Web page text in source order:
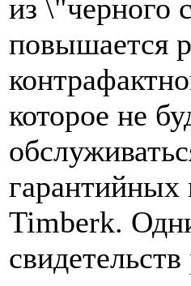
из \"черного
повышается
которое не
гарантийных
Timberk.